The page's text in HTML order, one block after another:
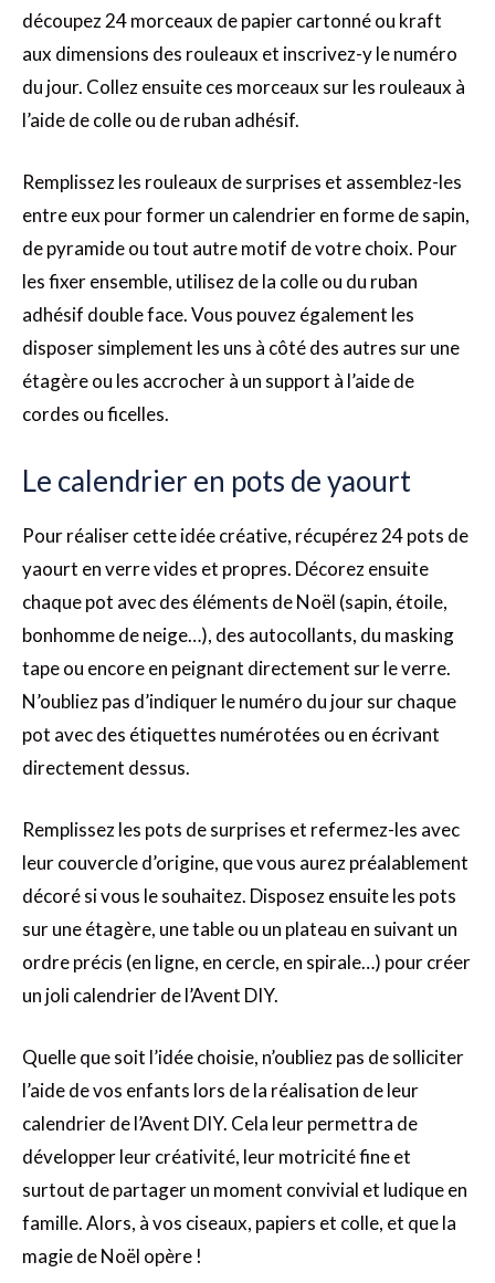
découpez 24 morceaux de papier cartonné ou kraft
aux dimensions des rouleaux et inscrivez-y le numéro
du jour. Collez ensuite ces morceaux sur les rouleaux à
l’aide de colle ou de ruban adhésif.
Remplissez les rouleaux de surprises et assemblez-les
entre eux pour former un calendrier en forme de sapin,
de pyramide ou tout autre motif de votre choix. Pour
les fixer ensemble, utilisez de la colle ou du ruban
adhésif double face. Vous pouvez également les
disposer simplement les uns à côté des autres sur une
étagère ou les accrocher à un support à l’aide de
cordes ou ficelles.
Le calendrier en pots de yaourt
Pour réaliser cette idée créative, récupérez 24 pots de
yaourt en verre vides et propres. Décorez ensuite
chaque pot avec des éléments de Noël (sapin, étoile,
bonhomme de neige…), des autocollants, du masking
tape ou encore en peignant directement sur le verre.
N’oubliez pas d’indiquer le numéro du jour sur chaque
pot avec des étiquettes numérotées ou en écrivant
directement dessus.
Remplissez les pots de surprises et refermez-les avec
leur couvercle d’origine, que vous aurez préalablement
décoré si vous le souhaitez. Disposez ensuite les pots
sur une étagère, une table ou un plateau en suivant un
ordre précis (en ligne, en cercle, en spirale…) pour créer
un joli calendrier de l’Avent DIY.
Quelle que soit l’idée choisie, n’oubliez pas de solliciter
l’aide de vos enfants lors de la réalisation de leur
calendrier de l’Avent DIY. Cela leur permettra de
développer leur créativité, leur motricité fine et
surtout de partager un moment convivial et ludique en
famille. Alors, à vos ciseaux, papiers et colle, et que la
magie de Noël opère !